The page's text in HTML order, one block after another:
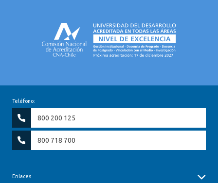
Teléfono:
800 200 125
800 718 700
Enlaces